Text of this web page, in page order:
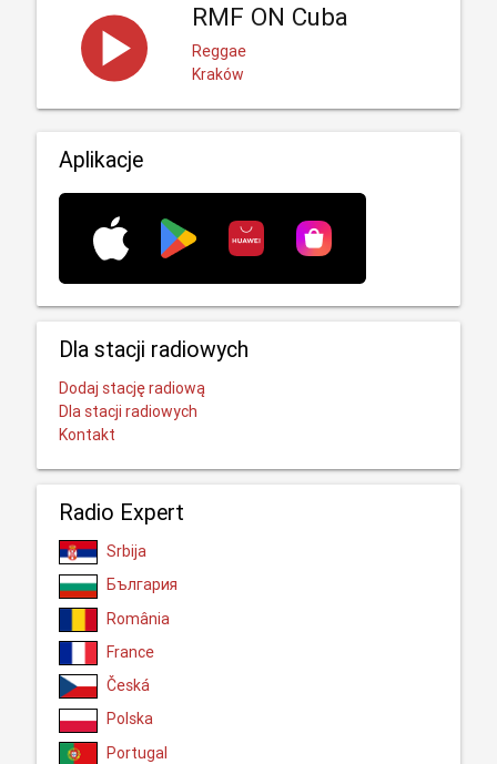
RMF ON Cuba
Reggae
Kraków
Aplikacje
Dla stacji radiowych
Dodaj stację radiową
Dla stacji radiowych
Kontakt
Radio Expert
Srbija
България
România
France
Česká
Polska
Portugal